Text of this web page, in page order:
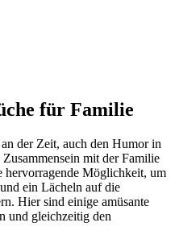
für Familie
der Zeit, auch den Humor in
mit der Familie
hervorragende Möglichkeit, um
ein Lächeln auf die
Hier sind einige amüsante
und gleichzeitig den